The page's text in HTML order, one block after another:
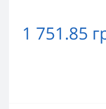
1 751.85